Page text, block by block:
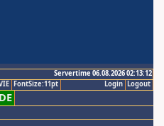
Servertime 06.08.2026 02:13:12
Logout
Login
FontSize:11pt